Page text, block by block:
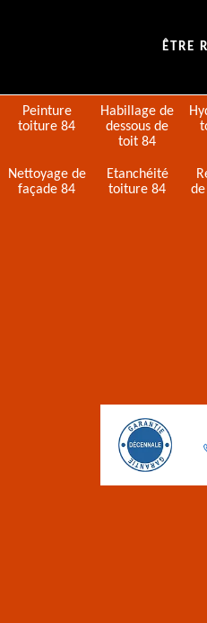
ÊTRE
Peinture
toiture 84
Habillage de
dessous de
toit 84
Nettoyage de
façade 84
Etanchéité
toiture 84